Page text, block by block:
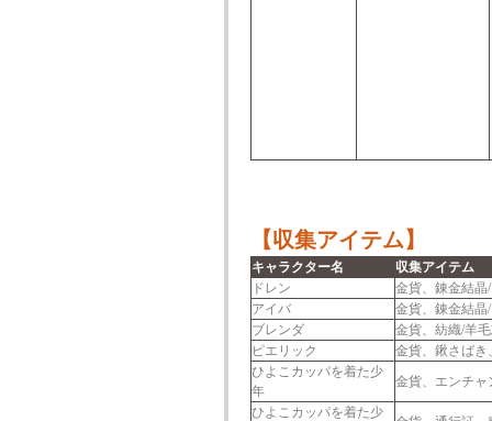
【収集アイテム】
キャラクター名
収集アイテム
ドレン
金貨、錬金結晶
アイバ
金貨、錬金結晶
ブレンダ
金貨、紡織/羊
ピエリック
金貨、鍬さばき
ひよこカッパを着た少
年
金貨、エンチャ
ひよこカッパを着た少